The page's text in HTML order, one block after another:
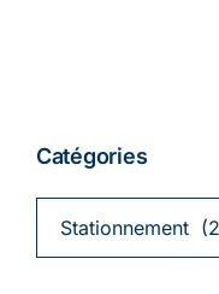
Catégories